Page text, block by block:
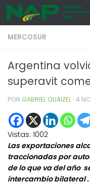
Skip to content
MERCOSUR
Argentina
superavit
POR GABRIEL QUAIZEL · 4
Vistas: 1002
Las exportaciones
traccionadas por
de lo que va del año
intercambio bilateral .